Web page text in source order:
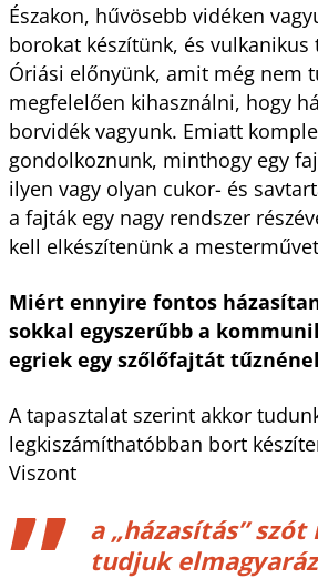
Északon, hűvösebb vidéken
borokat készítünk, és vulkanikus
Óriási előnyünk, amit még nem
megfelelően kihasználni, hogy
borvidék vagyunk. Emiatt
gondolkoznunk, minthogy egy
ilyen vagy olyan cukor- és
a fajták egy nagy rendszer
kell elkészítenünk a
Miért ennyire fontos
sokkal egyszerűbb a
egriek egy szőlőfajtát
A tapasztalat szerint akkor
legkiszámíthatóbban bort
Viszont
a „házasítás” szót
tudjuk